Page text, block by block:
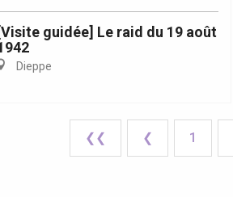
[Visite guidée] Le raid du 19 août
Dieppe
❮❮ ❮ 1